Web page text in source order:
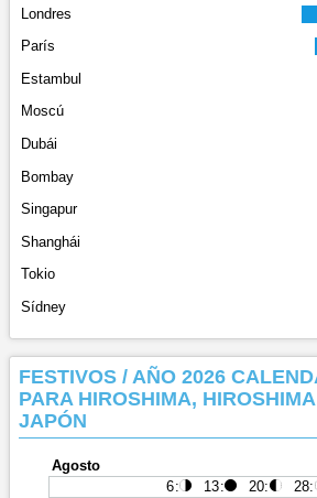
Londres
París
Estambul
Moscú
Dubái
Bombay
Singapur
Shanghái
Tokio
Sídney
FESTIVOS / AÑO 2026
PARA HIROSHIMA,
JAPÓN
Agosto
6: 13: 20: 28: